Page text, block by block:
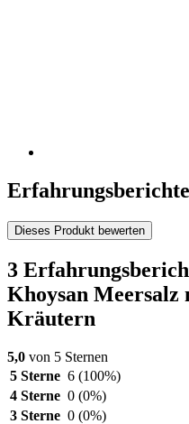
Dieses Produkt bewerten
3
Khoysan
Kräutern
5,0 von 5 Sternen
5 Sterne 6 (100%)
4 Sterne 0 (0%)
3 Sterne 0 (0%)